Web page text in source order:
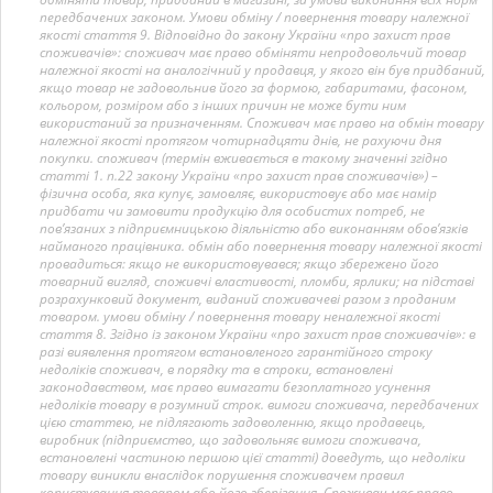
передбачених законом. Умови обміну / повернення товару належної
якості стаття 9. Відповідно до закону України «про захист прав
споживачів»: споживач має право обміняти непродовольчий товар
належної якості на аналогічний у продавця, у якого він був придбаний,
якщо товар не задовольнив його за формою, габаритами, фасоном,
кольором, розміром або з інших причин не може бути ним
використаний за призначенням. Споживач має право на обмін товару
належної якості протягом чотирнадцяти днів, не рахуючи дня
покупки. споживач (термін вживається в такому значенні згідно
статті 1. п.22 закону України «про захист прав споживачів») –
фізична особа, яка купує, замовляє, використовує або має намір
придбати чи замовити продукцію для особистих потреб, не
пов’язаних з підприємницькою діяльністю або виконанням обов’язків
найманого працівника. обмін або повернення товару належної якості
провадиться: якщо не використовувався; якщо збережено його
товарний вигляд, споживчі властивості, пломби, ярлики; на підставі
розрахунковий документ, виданий споживачеві разом з проданим
товаром. умови обміну / повернення товару неналежної якості
стаття 8. Згідно із законом України «про захист прав споживачів»: в
разі виявлення протягом встановленого гарантійного строку
недоліків споживач, в порядку та в строки, встановлені
законодавством, має право вимагати безоплатного усунення
недоліків товару в розумний строк. вимоги споживача, передбачених
цією статтею, не підлягають задоволенню, якщо продавець,
виробник (підприємство, що задовольняє вимоги споживача,
встановлені частиною першою цієї статті) доведуть, що недоліки
товару виникли внаслідок порушення споживачем правил